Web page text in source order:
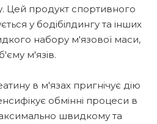
Цей продукт спортивного
у бодібілдингу та інших
набору м'язової маси,
м'язів.
в м'язах пригнічує дію
обмінні процеси в
швидкому та